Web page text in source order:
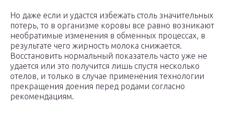
Но даже если и удастся избежать столь значительных
потерь, то в организме коровы все равно возникают
необратимые изменения в обменных процессах, в
результате чего жирность молока снижается.
Восстановить нормальный показатель часто уже не
удается или это получится лишь спустя несколько
отелов, и только в случае применения технологии
прекращения доения перед родами согласно
рекомендациям.